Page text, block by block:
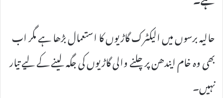
حالیہ برسوں میں الیکٹرک گاڑیوں کا استعمال بڑھا ہے مگر اب
بھی وہ خام ایندھن پر چلنے والی گاڑیوں کی جگہ لینے کے لیے تیار
نہیں۔